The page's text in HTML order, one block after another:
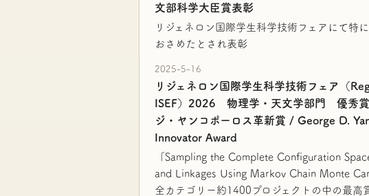
文部科学大臣賞表彰
リジェネロン国際学生科学技術フェアにて特
おさめたとされ表彰
2025-5-16
リジェネロン国際学生科学技術フェア（
ISEF）2026 物理学・天文学部門 優秀
ジ・ヤンコポーロス革新賞 / George D.
Innovator Award
「Sampling the Complete Configuration
and Linkages Using Markov Chain Monte
全カテゴリー約1400プロジェクトの中の最高